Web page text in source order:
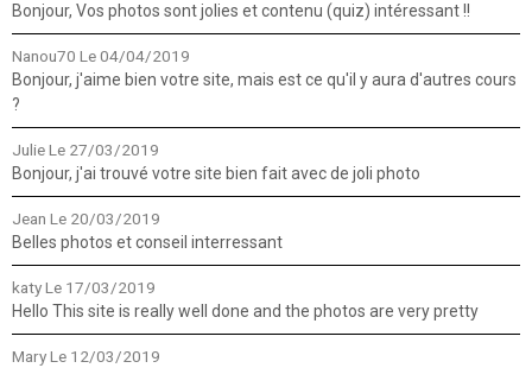
Bonjour, Vos photos sont jolies et contenu (quiz) intéressant !!
Nanou70 Le 04/04/2019
Bonjour, j'aime bien votre site, mais est ce qu'il y aura d'autres cours
?
JulieLe 27/03/2019
Bonjour, j'ai trouvé votre site bien fait avec de joli photo
Jean Le 20/03/2019
Belles photos et conseil interressant
katyLe 17/03/2019
Hello This site is really well done and the photos are very pretty
MaryLe 12/03/2019